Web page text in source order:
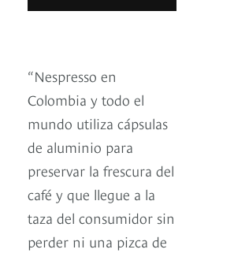
“Nespresso en
Colombia y todo el
mundo utiliza cápsulas
de aluminio para
preservar la frescura del
café y que llegue a la
taza del consumidor sin
perder ni una pizca de